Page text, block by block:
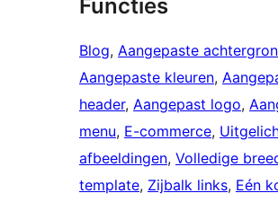
Functies
Blog, Aangepaste
Aangepaste kleuren,
header, Aangepast logo,
menu, E-commerce,
afbeeldingen, Volledige
template, Zijbalk links, Eén